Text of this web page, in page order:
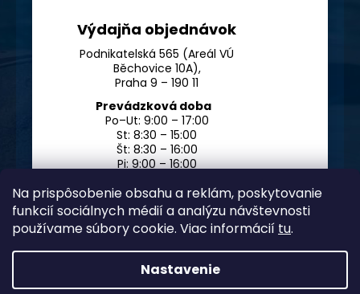
Na prispôsobenie obsahu a reklám, poskytovanie
funkcií sociálnych médií a analýzu návštevnosti
používame súbory cookie. Viac informácií tu.
Nastavenie
Výdajňa objednávok
Podnikatelská 565 (Areál VÚ
Běchovice 10A),
Praha 9 – 190 11
Prevádzková doba
Po–Ut: 9:00 – 17:00
St: 8:30 – 15:00
Št: 8:30 – 16:00
Pi: 9:00 – 16:00